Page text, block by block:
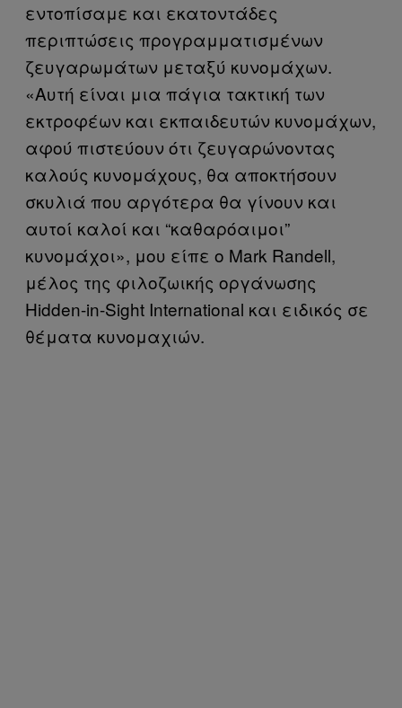
εντοπίσαμε και εκατοντάδες
περιπτώσεις προγραμματισμένων
ζευγαρωμάτων μεταξύ κυνομάχων.
«Αυτή είναι μια πάγια τακτική των
εκτροφέων και εκπαιδευτών κυνομάχων,
αφού πιστεύουν ότι ζευγαρώνοντας
καλούς κυνομάχους, θα αποκτήσουν
σκυλιά που αργότερα θα γίνουν και
αυτοί καλοί και “καθαρόαιμοι”
κυνομάχοι», μου είπε ο Mark Randell,
μέλος της φιλοζωικής οργάνωσης
Hidden-in-Sight International και ειδικός σε
θέματα κυνομαχιών.